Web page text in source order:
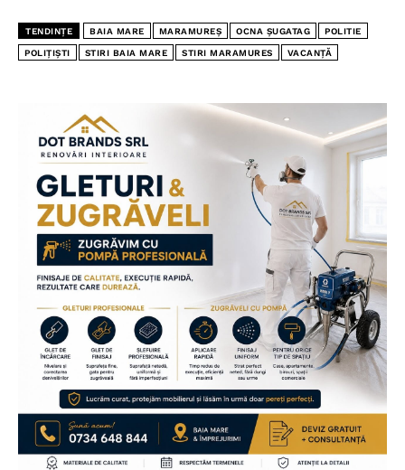
TENDINȚE BAIA MARE MARAMUREȘ OCNA ȘUGATAG POLITIE
POLIȚIȘTI STIRI BAIA MARE STIRI MARAMURES VACANȚĂ